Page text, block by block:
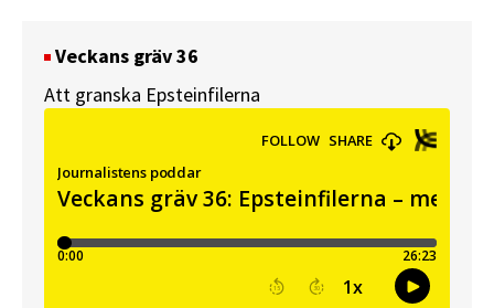
Veckans gräv 36
Att granska Epsteinfilerna